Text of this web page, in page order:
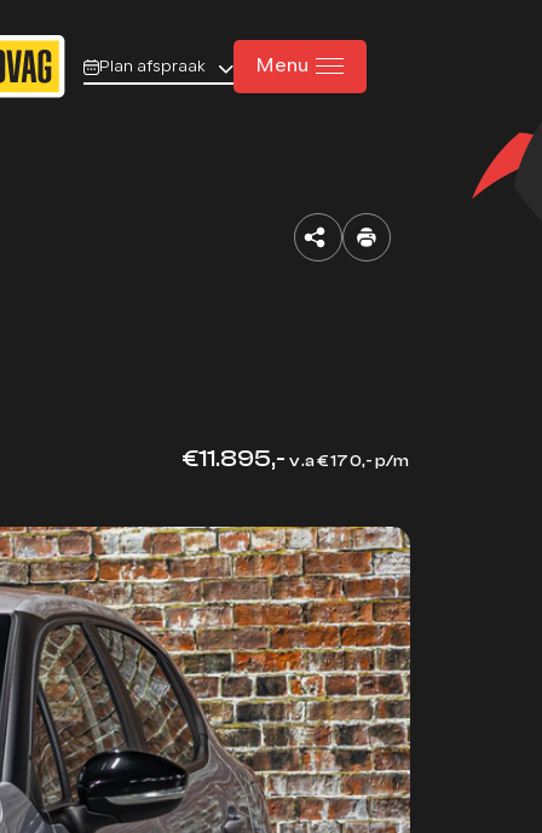
Plan afspraak Menu
Aanbod
Verkocht
Contact
€11.895,-v.a € 170,- p/m